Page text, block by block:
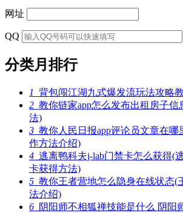
网址
QQ
分类月排行
1 背包闯江湖九式爆发流玩法攻略
2 教你链家app怎么发布出租房子信
法)
3 教你人民日报app评论员文章在哪
作方法介绍)
4 逃离鸭科夫j-lab门禁卡怎么获得(
卡获得方法)
5 教你王者营地怎么隐身在线状态(
法介绍)
6 阴阳师不相狐禅技能是什么 阴阳